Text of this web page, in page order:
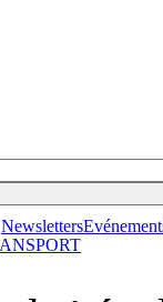
Newsletters